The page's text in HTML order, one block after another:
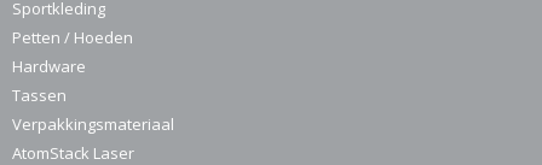
Sportkleding
Petten / Hoeden
Hardware
Tassen
Verpakkingsmateriaal
AtomStack Laser